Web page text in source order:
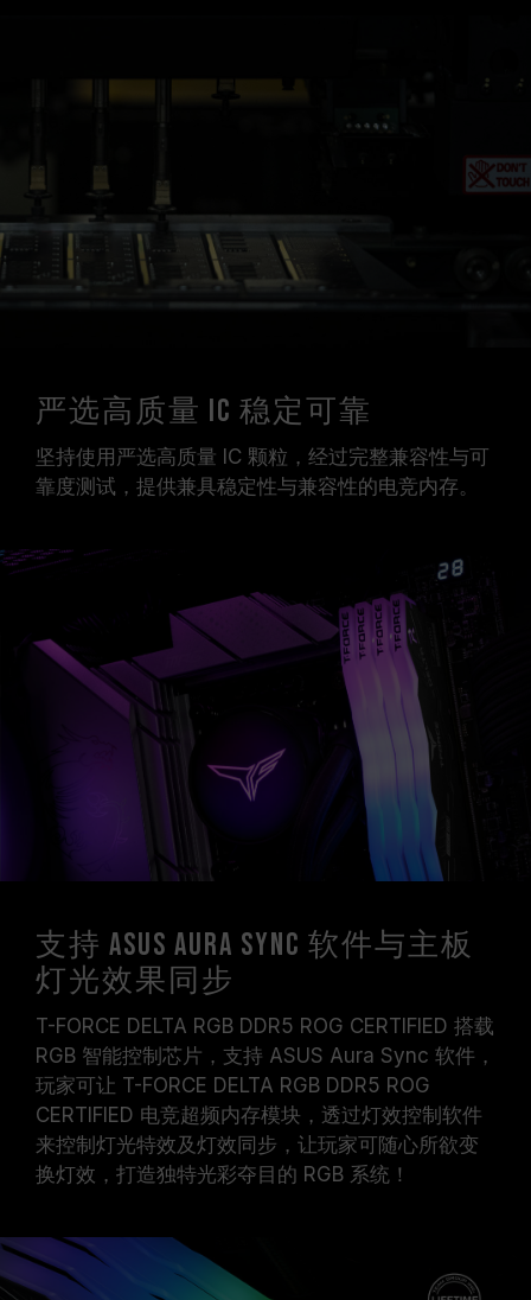
严选高质量 IC 稳定可靠
坚持使用严选高质量 IC 颗粒，经过完整兼容性与可
靠度测试，提供兼具稳定性与兼容性的电竞内存。
支持 ASUS Aura Sync 软件与主板
灯光效果同步
T-FORCE DELTA RGB DDR5 ROG CERTIFIED 搭载
RGB 智能控制芯片，支持 ASUS Aura Sync 软件，
玩家可让 T-FORCE DELTA RGB DDR5 ROG
CERTIFIED 电竞超频内存模块，透过灯效控制软件
来控制灯光特效及灯效同步，让玩家可随心所欲变
换灯效，打造独特光彩夺目的 RGB 系统！